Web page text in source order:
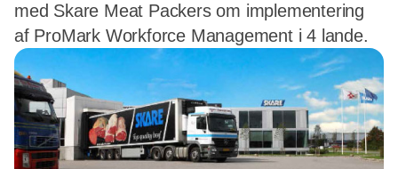
med Skare Meat Packers om implementering
af ProMark Workforce Management i 4 lande.